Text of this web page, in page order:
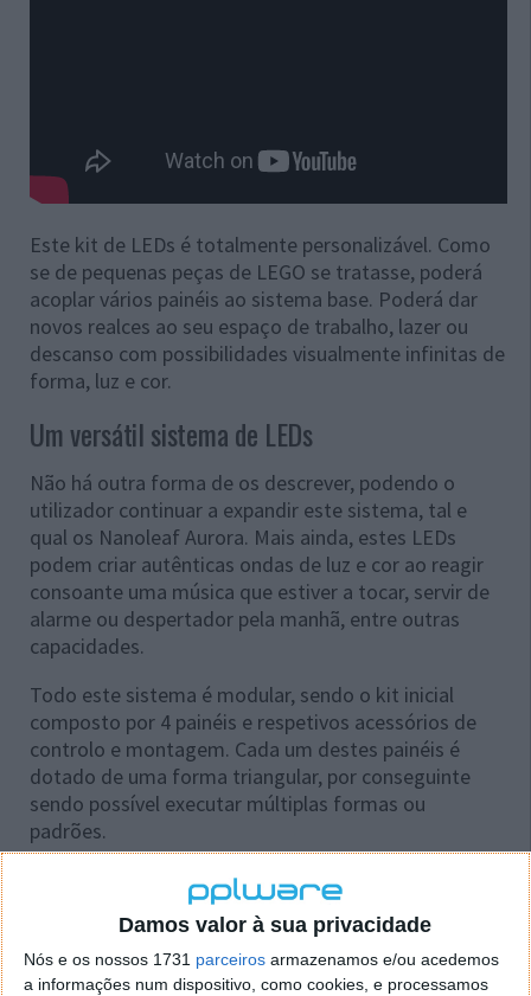
Damos valor à sua privacidade
Nós e os nossos 1731 parceiros armazenamos e/ou acedemos
a informações num dispositivo, como cookies, e processamos
Este kit de LEDs é totalmente personalizável. Como
se de pequenas peças de LEGO se tratasse, poderá
acoplar vários painéis ao sistema base. Poderá dar
novos realces ao seu espaço de trabalho, lazer ou
descanso com possibilidades visualmente infinitas de
forma, luz e cor.
Um versátil sistema de LEDs
Não há outra forma de os descrever, podendo o
utilizador continuar a expandir este sistema, tal e
qual os Nanoleaf Aurora. Mais ainda, estes LEDs
podem criar autênticas ondas de luz e cor ao reagir
consoante uma música que estiver a tocar, servir de
alarme ou despertador pela manhã, entre outras
capacidades.
Todo este sistema é modular, sendo o kit inicial
composto por 4 painéis e respetivos acessórios de
controlo e montagem. Cada um destes painéis é
dotado de uma forma triangular, por conseguinte
sendo possível executar múltiplas formas ou
padrões.